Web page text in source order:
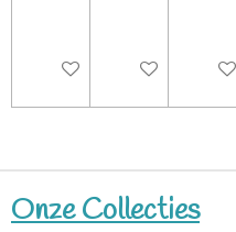
In winkelwagenIn winkelwagen
In
Onze Collecties